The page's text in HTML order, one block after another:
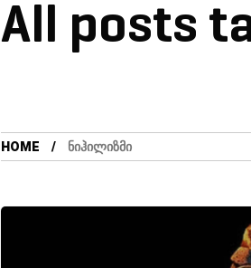
All posts
HOME ᲜᲘᲰᲘᲚᲘᲖᲛᲘ